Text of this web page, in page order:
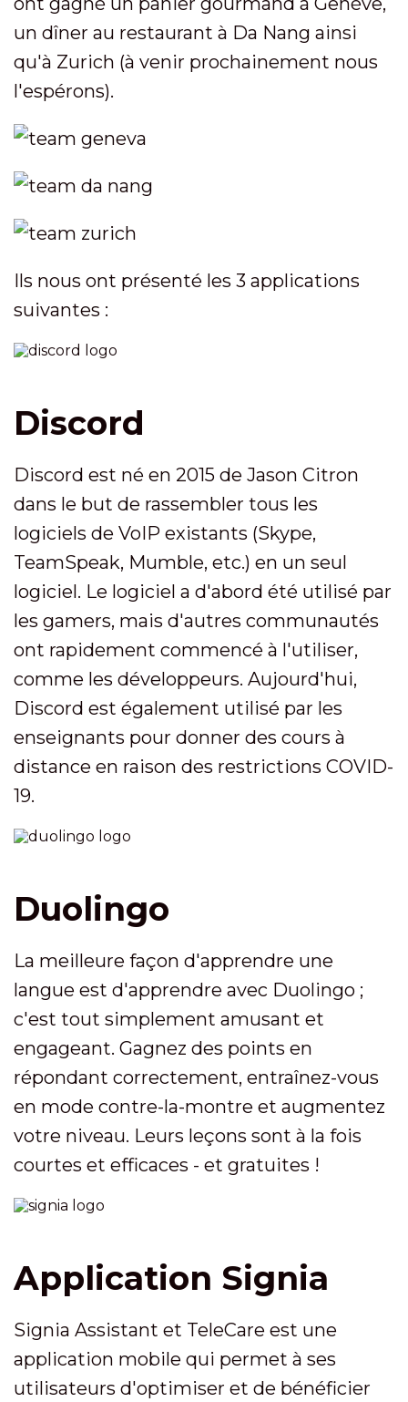
un dîner au restaurant à Da Nang ainsi
qu'à Zurich (à venir prochainement nous
l'espérons).
Ils nous ont présenté les 3 applications
suivantes :
Discord
Discord est né en 2015 de Jason Citron
dans le but de rassembler tous les
logiciels de VoIP existants (Skype,
TeamSpeak, Mumble, etc.) en un seul
logiciel. Le logiciel a d'abord été utilisé par
les gamers, mais d'autres communautés
ont rapidement commencé à l'utiliser,
comme les développeurs. Aujourd'hui,
Discord est également utilisé par les
enseignants pour donner des cours à
distance en raison des restrictions COVID-
19.
Duolingo
La meilleure façon d'apprendre une
langue est d'apprendre avec Duolingo ;
c'est tout simplement amusant et
engageant. Gagnez des points en
répondant correctement, entraînez-vous
en mode contre-la-montre et augmentez
votre niveau. Leurs leçons sont à la fois
courtes et efficaces - et gratuites !
Application Signia
Signia Assistant et TeleCare est une
application mobile qui permet à ses
utilisateurs d'optimiser et de bénéficier